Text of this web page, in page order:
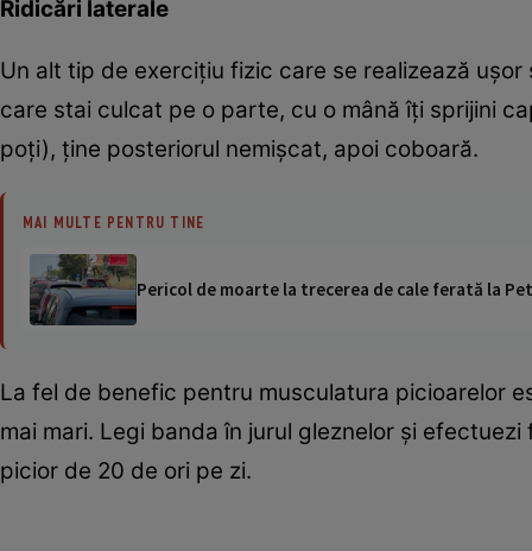
Ridicări laterale
Un alt tip de exerciţiu fizic care se realizează
care stai culcat pe o parte, cu o mână îţi sprijini
poţi), ţine posteriorul nemişcat, apoi coboară.
MAI MULTE PENTRU TINE
Pericol de moarte la trecerea de cale ferată la
La fel de benefic pentru musculatura picioarelor
mai mari. Legi banda în jurul gleznelor şi
picior de 20 de ori pe zi.